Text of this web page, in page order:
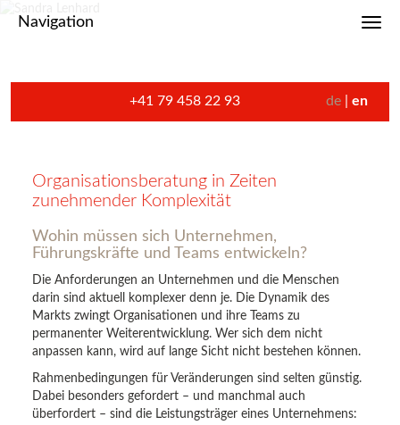
Navigation
+41 79 458 22 93 de en
Organisationsberatung in Zeiten
zunehmender Komplexität
Wohin müssen sich Unternehmen,
Führungskräfte und Teams entwickeln?
Die Anforderungen an Unternehmen und die Menschen
darin sind aktuell komplexer denn je. Die Dynamik des
Markts zwingt Organisationen und ihre Teams zu
permanenter Weiterentwicklung. Wer sich dem nicht
anpassen kann, wird auf lange Sicht nicht bestehen können.
Rahmenbedingungen für Veränderungen sind selten günstig.
Dabei besonders gefordert – und manchmal auch
überfordert – sind die Leistungsträger eines Unternehmens: